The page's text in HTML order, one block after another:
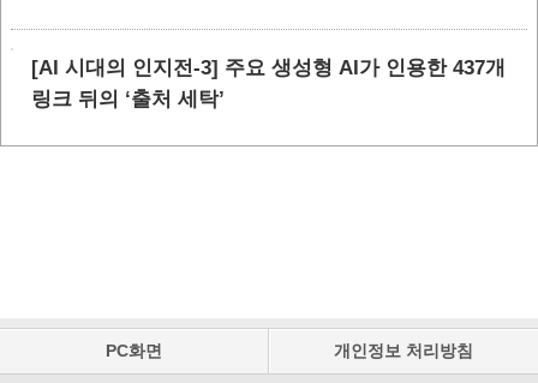
[AI 시대의 인지전-3] 주요 생성형 AI가 인용한 437개
링크 뒤의 ‘출처 세탁’
PC화면 개인정보 처리방침